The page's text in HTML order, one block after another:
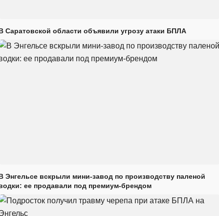
Саратовской области объявили угрозу атаки БПЛА
Энгельсе вскрыли мини-завод по производству паленой
ее продавали под премиум-брендом